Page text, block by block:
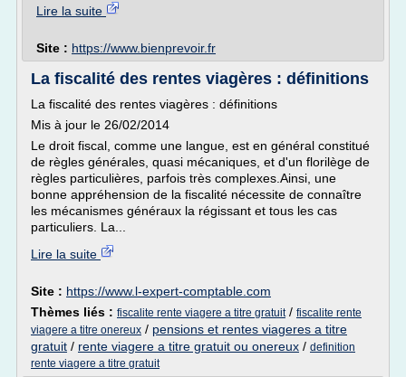
Lire la suite
Site : https://www.bienprevoir.fr
La fiscalité des rentes viagères : définitions
La fiscalité des rentes viagères : définitions
Mis à jour le 26/02/2014
Le droit fiscal, comme une langue, est en général constitué
de règles générales, quasi mécaniques, et d'un florilège de
règles particulières, parfois très complexes.Ainsi, une
bonne appréhension de la fiscalité nécessite de connaître
les mécanismes généraux la régissant et tous les cas
particuliers. La...
Lire la suite
Site : https://www.l-expert-comptable.com
Thèmes liés : fiscalite rente viagere a titre gratuit/ fiscalite rente
viagere a titre onereux / pensions et rentes viageres a titre
gratuit / rente viagere a titre gratuit ou onereux / definition
rente viagere a titre gratuit